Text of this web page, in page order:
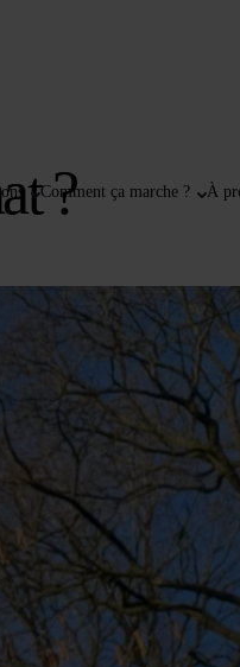
Comment ça marche ? À
?